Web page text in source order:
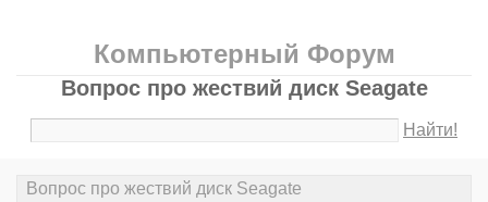
Компьютерный Форум
Вопрос про жествий диск Seagate
Найти!
Вопрос про жествий диск Seagate